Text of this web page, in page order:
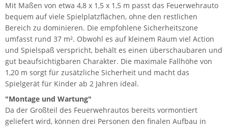
Mit Maßen von etwa 4,8 x 1,5 x 1,5 m passt das Feuerwehrauto
bequem auf viele Spielplatzflächen, ohne den restlichen
Bereich zu dominieren. Die empfohlene Sicherheitszone
umfasst rund 37 m². Obwohl es auf kleinem Raum viel Action
und Spielspaß verspricht, behält es einen überschaubaren und
gut beaufsichtigbaren Charakter. Die maximale Fallhöhe von
1,20 m sorgt für zusätzliche Sicherheit und macht das
Spielgerät für Kinder ab 2 Jahren ideal.
"Montage und Wartung"
Da der Großteil des Feuerwehrautos bereits vormontiert
geliefert wird, können drei Personen den finalen Aufbau in